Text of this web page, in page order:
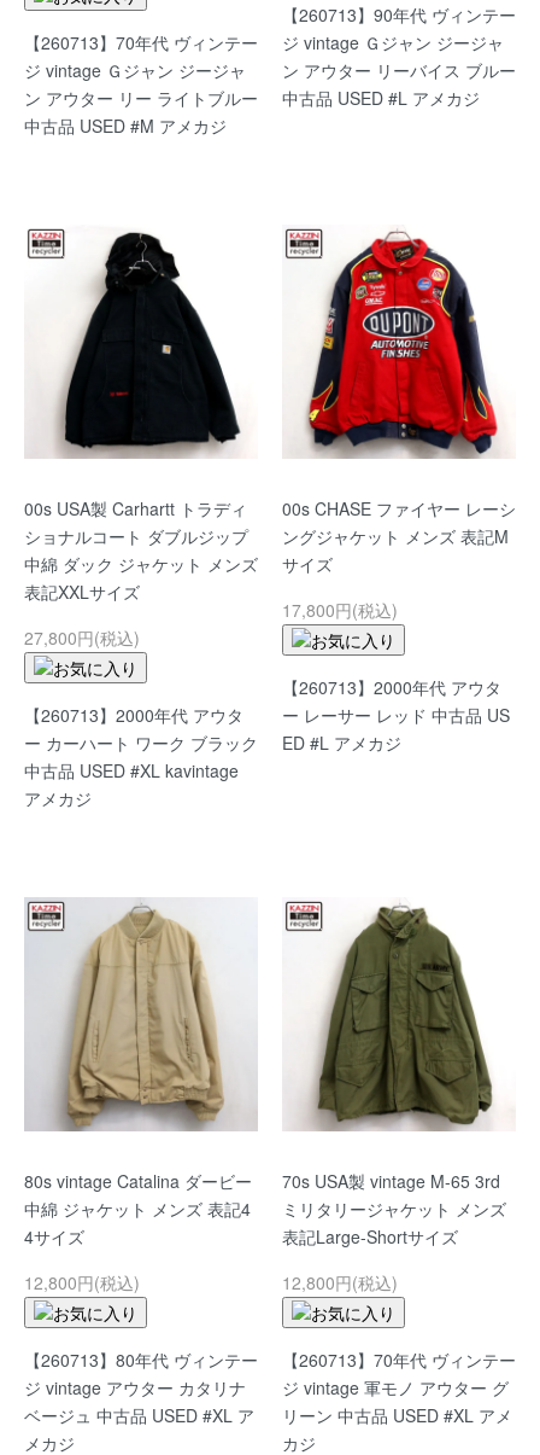
【260713】70年代 ヴィンテー
ジ vintage Ｇジャン ジージャ
ン アウター リー ライトブルー
中古品 USED #M アメカジ
【260713】90年代 ヴィンテー
ジ vintage Ｇジャン ジージャ
ン アウター リーバイス ブルー
中古品 USED #L アメカジ
00s USA製 Carhartt トラディ
ショナルコート ダブルジップ
中綿 ダック ジャケット メンズ
表記XXLサイズ
27,800円(税込)
【260713】2000年代 アウタ
ー カーハート ワーク ブラック
中古品 USED #XL kavintage
アメカジ
00s CHASE ファイヤー レーシ
ングジャケット メンズ 表記M
サイズ
17,800円(税込)
【260713】2000年代 アウタ
ー レーサー レッド 中古品 US
ED #L アメカジ
80s vintage Catalina ダービー
中綿 ジャケット メンズ 表記4
4サイズ
12,800円(税込)
【260713】80年代 ヴィンテー
ジ vintage アウター カタリナ
ベージュ 中古品 USED #XL ア
メカジ
70s USA製 vintage M-65 3rd
ミリタリージャケット メンズ
表記Large-Shortサイズ
12,800円(税込)
【260713】70年代 ヴィンテー
ジ vintage 軍モノ アウター グ
リーン 中古品 USED #XL アメ
カジ